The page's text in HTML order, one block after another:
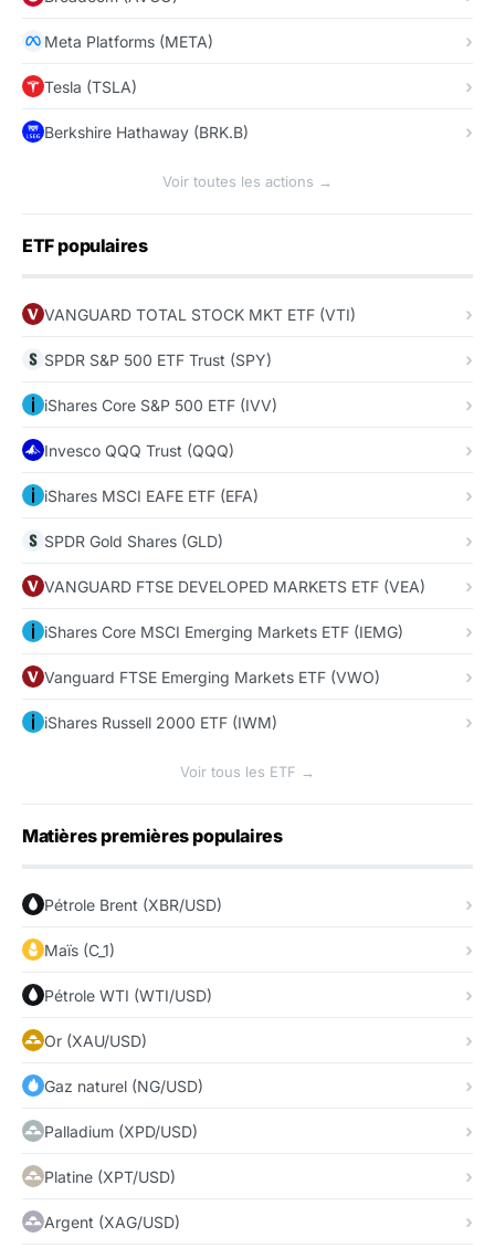
Meta Platforms (META)
Tesla (TSLA)
Berkshire Hathaway (BRK.B)
Voir toutes les actions →
ETF populaires
VANGUARD TOTAL STOCK MKT ETF (VTI)
SPDR S&P 500 ETF Trust (SPY)
iShares Core S&P 500 ETF (IVV)
Invesco QQQ Trust (QQQ)
iShares MSCI EAFE ETF (EFA)
SPDR Gold Shares (GLD)
VANGUARD FTSE DEVELOPED MARKETS ETF (VEA)
iShares Core MSCI Emerging Markets ETF (IEMG)
Vanguard FTSE Emerging Markets ETF (VWO)
iShares Russell 2000 ETF (IWM)
Voir tous les ETF →
Matières premières populaires
Pétrole Brent (XBR/USD)
Maïs (C_1)
Pétrole WTI (WTI/USD)
Or (XAU/USD)
Gaz naturel (NG/USD)
Palladium (XPD/USD)
Platine (XPT/USD)
Argent (XAG/USD)